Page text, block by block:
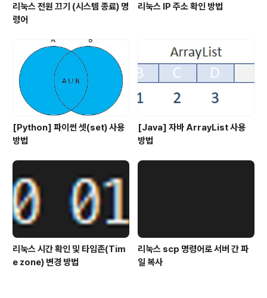
리눅스 전원 끄기 (시스템 종료) 명
령어
리눅스 IP 주소 확인 방법
[Python] 파이썬 셋(set) 사용
방법
[Java] 자바 ArrayList 사용
방법
리눅스 시간 확인 및 타임존(Tim
e zone) 변경 방법
리눅스 scp 명령어로 서버 간 파
일 복사